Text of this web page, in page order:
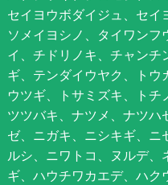
セイヨウボダイジュ、セイ
ソメイヨシノ、タイワン
イ、チドリノキ、チャン
ギ、テンダイウヤク、トウ
ウツギ、トサミズキ、ト
ツツバキ、ナツメ、ナツ
ゼ、ニガキ、ニシキギ、ニ
ルシ、ニワトコ、ヌルデ
ギ、ハウチワカエデ、ハ